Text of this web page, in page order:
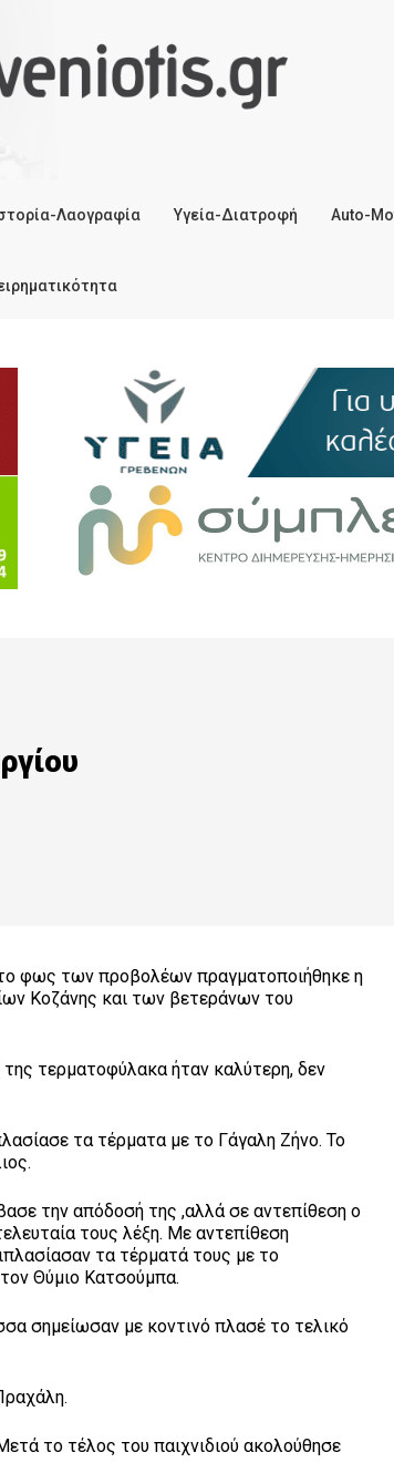
Λαογραφία Υγεία-Διατροφή Auto-
φως των προβολέων πραγματοποιήθηκε η
Κοζάνης και των βετεράνων του
τερματοφύλακα ήταν καλύτερη, δεν
τα τέρματα με το Γάγαλη Ζήνο. Το
την απόδοσή της ,αλλά σε αντεπίθεση ο
τους λέξη. Με αντεπίθεση
τα τέρματά τους με το
Θύμιο Κατσούμπα.
σημείωσαν με κοντινό πλασέ το τελικό
το τέλος του παιχνιδιού ακολούθησε